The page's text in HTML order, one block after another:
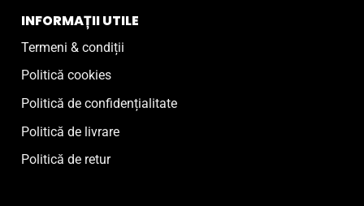
INFORMAȚII UTILE
Termeni & condiții
Politică cookies
Politică de confidențialitate
Politică de livrare
Politică de retur